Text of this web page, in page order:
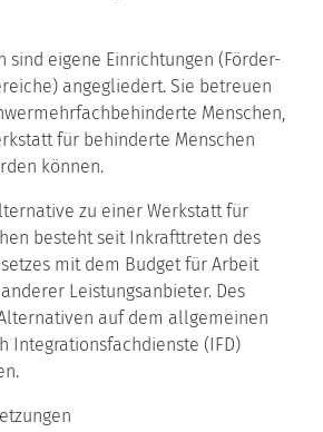
sind eigene Einrichtungen (Förder-
angegliedert. Sie betreuen
Menschen,
für behinderte Menschen
können.
zu einer Werkstatt für
besteht seit Inkrafttreten des
mit dem Budget für Arbeit
Leistungsanbieter. Des
auf dem allgemeinen
Integrationsfachdienste (IFD)